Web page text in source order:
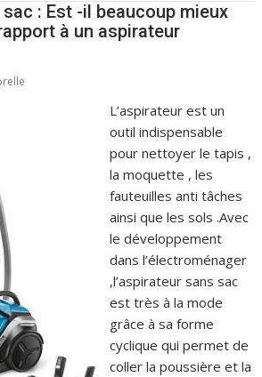
: Est -il beaucoup mieux
à un aspirateur
L’aspirateur est un
outil indispensable
pour nettoyer le tapis ,
la moquette , les
fauteuilles anti tâches
ainsi que les sols .Avec
le développement
dans l’électroménager
,l’aspirateur sans sac
est très à la mode
grâce à sa forme
cyclique qui permet de
coller la poussière et la